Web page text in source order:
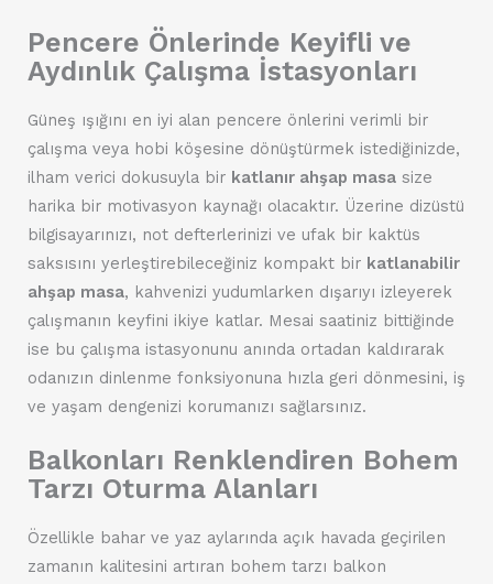
Pencere Önlerinde Keyifli ve
Aydınlık Çalışma İstasyonları
Güneş ışığını en iyi alan pencere önlerini verimli bir
çalışma veya hobi köşesine dönüştürmek istediğinizde,
ilham verici dokusuyla bir katlanır ahşap masa size
harika bir motivasyon kaynağı olacaktır. Üzerine dizüstü
bilgisayarınızı, not defterlerinizi ve ufak bir kaktüs
saksısını yerleştirebileceğiniz kompakt bir katlanabilir
ahşap masa, kahvenizi yudumlarken dışarıyı izleyerek
çalışmanın keyfini ikiye katlar. Mesai saatiniz bittiğinde
ise bu çalışma istasyonunu anında ortadan kaldırarak
odanızın dinlenme fonksiyonuna hızla geri dönmesini, iş
ve yaşam dengenizi korumanızı sağlarsınız.
Balkonları Renklendiren Bohem
Tarzı Oturma Alanları
Özellikle bahar ve yaz aylarında açık havada geçirilen
zamanın kalitesini artıran bohem tarzı balkon